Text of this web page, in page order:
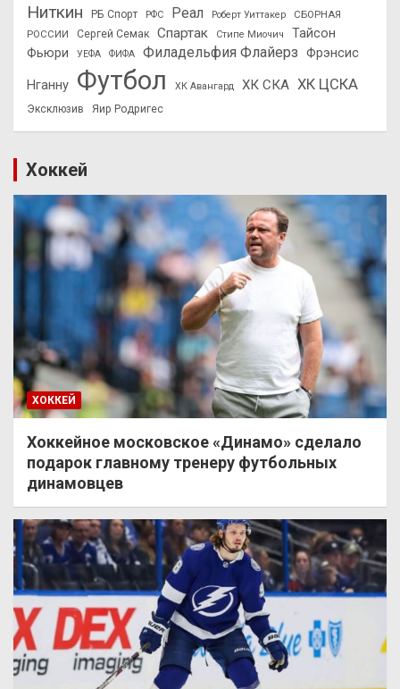
Ниткин
РБ Спорт РФС Реал Роберт Уиттакер
СБОРНАЯ
РОССИИ
Сергей Семак Спартак Стипе Миочич
Тайсон
Фьюри
УЕФА ФИФА Филадельфия Флайерз Фрэнсис
Нганну Футбол ХК Авангард ХК СКА ХК ЦСКА
Эксклюзив Яир Родригес
Хоккей
ХОККЕЙ
Хоккейное московское «Динамо» сделало
подарок главному тренеру футбольных
динамовцев